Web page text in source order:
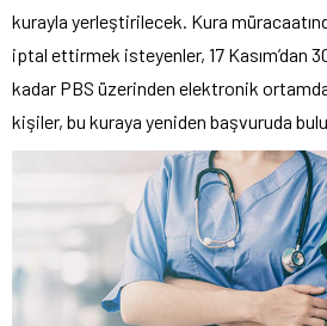
kurayla yerleştirilecek. Kura
iptal ettirmek isteyenler, 17 Kasım’dan
kadar PBS üzerinden elektronik
kişiler, bu kuraya yeniden başvuruda